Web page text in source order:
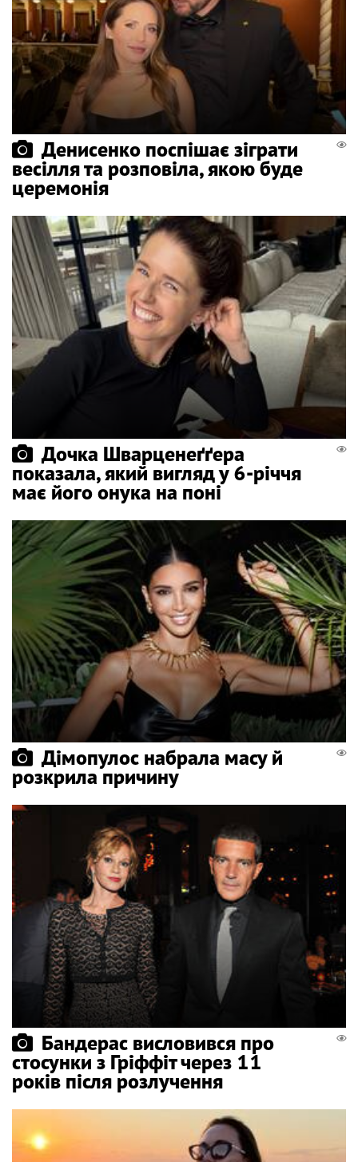
Денисенко поспішає зіграти
весілля та розповіла, якою буде
церемонія
Дочка Шварценеґґера
показала, який вигляд у 6-річчя
має його онука на поні
Дімопулос набрала масу й
розкрила причину
Бандерас висловився про
стосунки з Гріффіт через 11
років після розлучення